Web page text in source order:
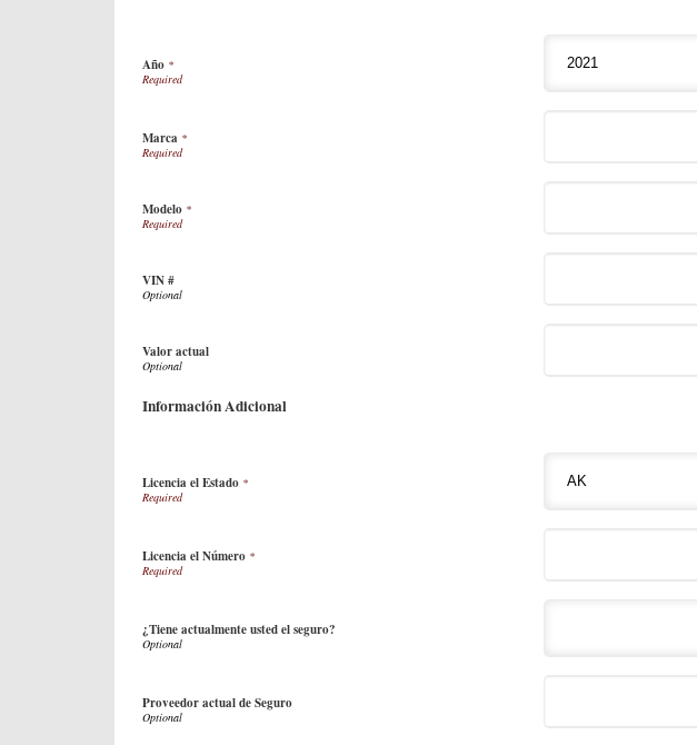
Año *
Marca *
Modelo *
VIN #
Valor actual
Información Adicional
Licencia el Estado *
Licencia el Número *
¿Tiene actualmente usted el seguro?
Proveedor actual de Seguro